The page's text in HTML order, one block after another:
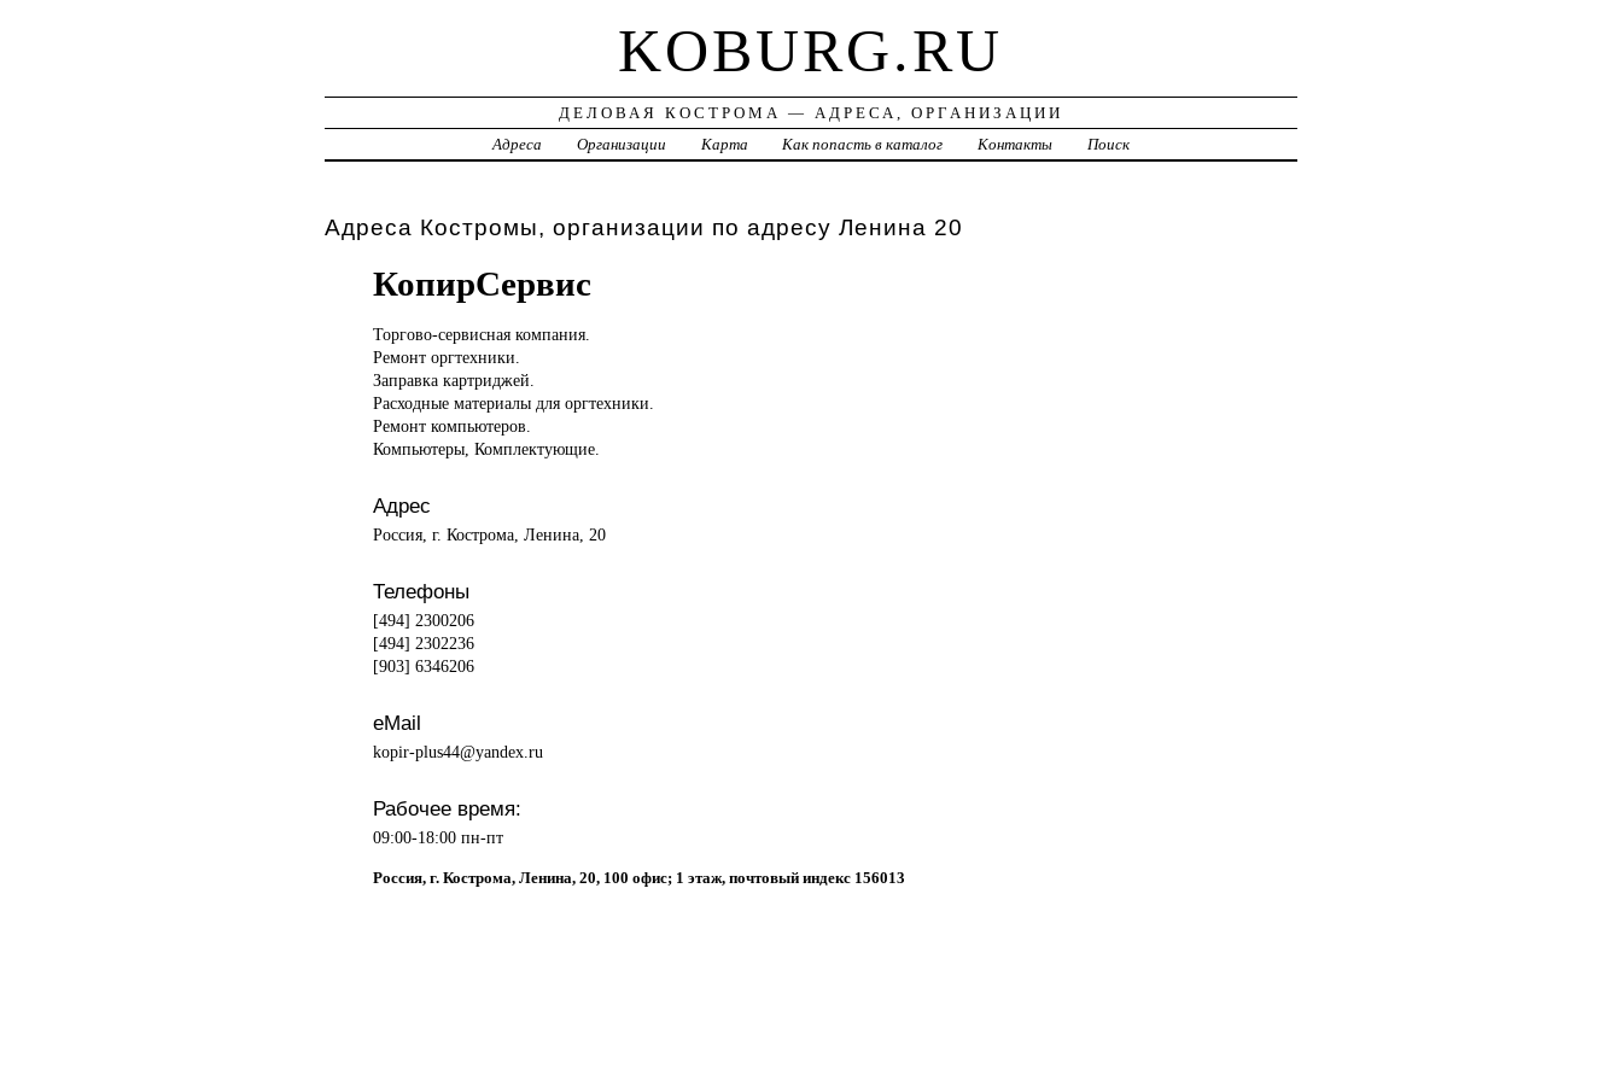
KOBURG.RU
ДЕЛОВАЯ КОСТРОМА — АДРЕСА, ОРГАНИЗАЦИИ
Адреса
Организации Карта Как попасть в каталог Контакты Поиск
Адреса Костромы, организации по адресу Ленина 20
КопирСервис
Торгово-сервисная компания.
Ремонт оргтехники.
Заправка картриджей.
Расходные материалы для оргтехники.
Ремонт компьютеров.
Компьютеры, Комплектующие.
Адрес
Россия, г. Кострома, Ленина, 20
Телефоны
[494] 2300206
[494] 2302236
[903] 6346206
eMail
kopir-plus44@yandex.ru
Рабочее время:
09:00-18:00 пн-пт
Россия, г. Кострома, Ленина, 20, 100 офис; 1 этаж, почтовый индекс 156013